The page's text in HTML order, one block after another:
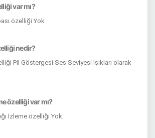
var mı?
özelliği Yok
nedir?
Pil Göstergesi Ses Seviyesi Işıkları olarak
özelliği var mı?
İzleme özelliği Yok